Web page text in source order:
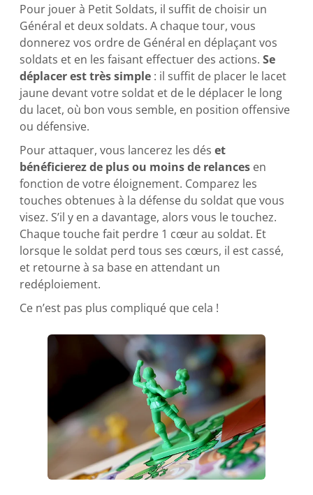
Pour jouer à Petit Soldats, il suffit de choisir un
Général et deux soldats. A chaque tour, vous
donnerez vos ordre de Général en déplaçant vos
soldats et en les faisant effectuer des actions.Se
déplacer est très simple : il suffit de placer le lacet
jaune devant votre soldat et de le déplacer le long
du lacet, où bon vous semble, en position offensive
ou défensive.
Pour attaquer, vous lancerez les déset
bénéficierez de plus ou moins de relances en
fonction de votre éloignement. Comparez les
touches obtenues à la défense du soldat que vous
visez. S’il y en a davantage, alors vous le touchez.
Chaque touche fait perdre 1 cœur au soldat. Et
lorsque le soldat perd tous ses cœurs, il est cassé,
et retourne à sa base en attendant un
redéploiement.
Ce n’est pas plus compliqué que cela !